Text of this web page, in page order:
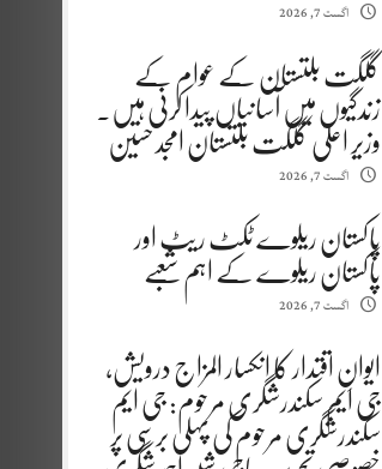
اگست 7, 2026
گلگت بلتستان کے عوام کے
زندگیوں میں آسانیاں پیدا کرنی ہیں.
وزیر اعلیٰ گلگت بلتستان امجد حسین
اگست 7, 2026
پاکستان ریلوے ٹکٹ ریٹ اور
پاکستان ریلوے کے اہم شعبے
اگست 7, 2026
ایوانِ اقتدار کا انکسار المزاج درویش،
جی ایم سکندرشگری مرحوم: جی ایم
سکندرشگری مرحوم کی پہلی برسی پر